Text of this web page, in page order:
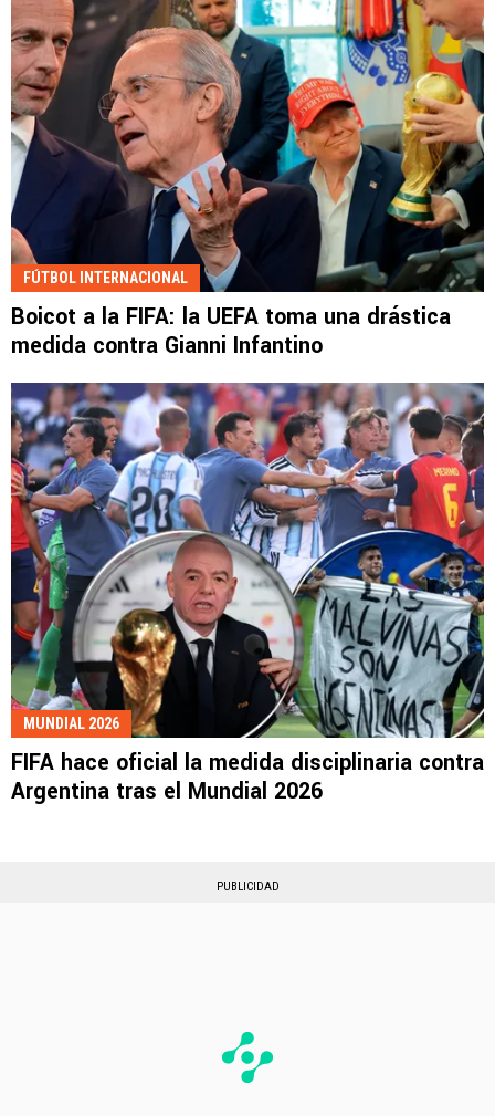
FÚTBOL INTERNACIONAL
Boicot a la FIFA: la UEFA toma una drástica
medida contra Gianni Infantino
MUNDIAL 2026
FIFA hace oficial la medida disciplinaria contra
Argentina tras el Mundial 2026
PUBLICIDAD